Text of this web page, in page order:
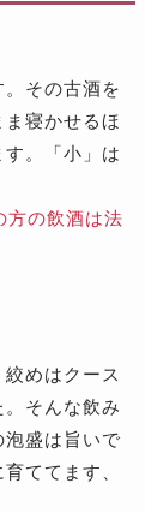
その古酒を
寝かせるほ
。「小」は
の飲酒は法
めはクース
。そんな飲み
盛は旨いで
ててます、